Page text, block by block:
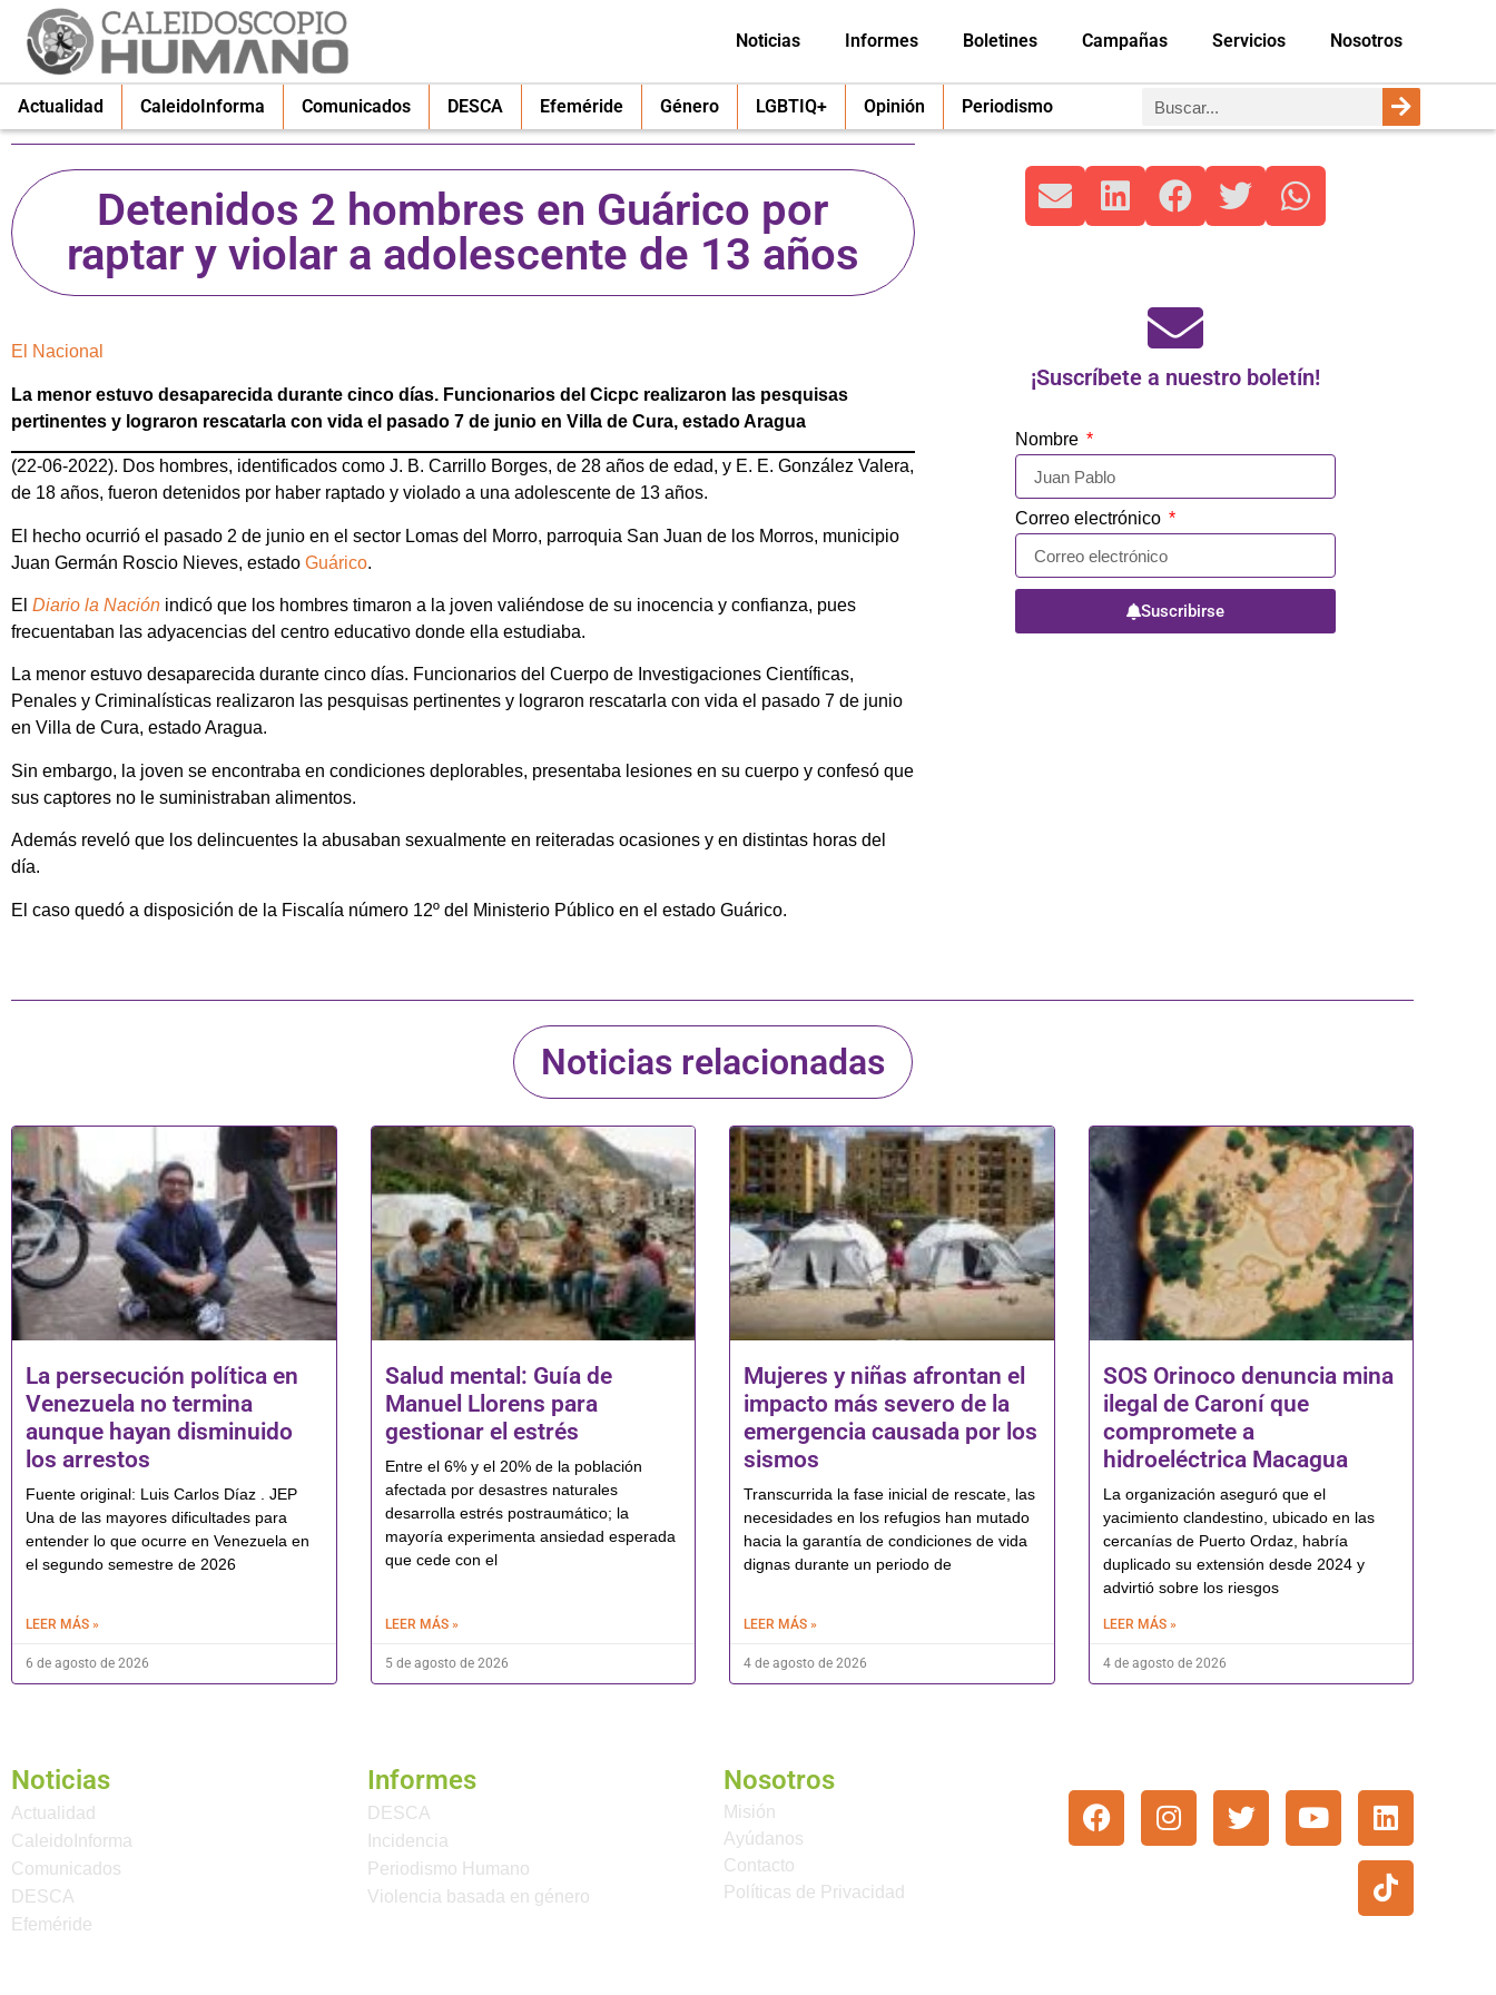
Noticias Informes Boletines Campañas Servicios Nosotros
Actualidad CaleidoInforma Comunicados DESCA Efeméride Género LGBTIQ+ Opinión Periodismo
Detenidos 2 hombres en Guárico por
raptar y violar a adolescente de 13 años
El Nacional
La menor estuvo desaparecida durante cinco días. Funcionarios del Cicpc realizaron las pesquisas
pertinentes y lograron rescatarla con vida el pasado 7 de junio en Villa de Cura, estado Aragua
(22-06-2022). Dos hombres, identificados como J. B. Carrillo Borges, de 28 años de edad, y E. E. González Valera,
de 18 años, fueron detenidos por haber raptado y violado a una adolescente de 13 años.
El hecho ocurrió el pasado 2 de junio en el sector Lomas del Morro, parroquia San Juan de los Morros, municipio
Juan Germán Roscio Nieves, estado Guárico.
El Diario la Nación indicó que los hombres timaron a la joven valiéndose de su inocencia y confianza, pues
frecuentaban las adyacencias del centro educativo donde ella estudiaba.
La menor estuvo desaparecida durante cinco días. Funcionarios del Cuerpo de Investigaciones Científicas,
Penales y Criminalísticas realizaron las pesquisas pertinentes y lograron rescatarla con vida el pasado 7 de junio
en Villa de Cura, estado Aragua.
Sin embargo, la joven se encontraba en condiciones deplorables, presentaba lesiones en su cuerpo y confesó que
sus captores no le suministraban alimentos.
Además reveló que los delincuentes la abusaban sexualmente en reiteradas ocasiones y en distintas horas del
día.
El caso quedó a disposición de la Fiscalía número 12º del Ministerio Público en el estado Guárico.
¡Suscríbete a nuestro boletín!
Nombre
Correo electrónico
Suscribirse
Noticias relacionadas
La persecución política en
Venezuela no termina
aunque hayan disminuido
los arrestos
Fuente original: Luis Carlos Díaz . JEP
Una de las mayores dificultades para
entender lo que ocurre en Venezuela en
el segundo semestre de 2026
LEER MÁS »
6 de agosto de 2026
Salud mental: Guía de
Manuel Llorens para
gestionar el estrés
Entre el 6% y el 20% de la población
afectada por desastres naturales
desarrolla estrés postraumático; la
mayoría experimenta ansiedad esperada
que cede con el
LEER MÁS »
5 de agosto de 2026
Mujeres y niñas afrontan el
impacto más severo de la
emergencia causada por los
sismos
Transcurrida la fase inicial de rescate, las
necesidades en los refugios han mutado
hacia la garantía de condiciones de vida
dignas durante un periodo de
LEER MÁS »
4 de agosto de 2026
SOS Orinoco denuncia mina
ilegal de Caroní que
compromete a
hidroeléctrica Macagua
La organización aseguró que el
yacimiento clandestino, ubicado en las
cercanías de Puerto Ordaz, habría
duplicado su extensión desde 2024 y
advirtió sobre los riesgos
LEER MÁS »
4 de agosto de 2026
Noticias
Actualidad
CaleidoInforma
Comunicados
DESCA
Efeméride
Informes
DESCA
Incidencia
Periodismo Humano
Violencia basada en género
Nosotros
Misión
Ayúdanos
Contacto
Políticas de Privacidad